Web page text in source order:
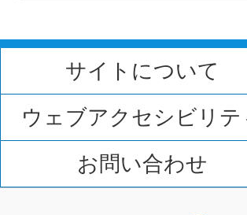
サイトについて
ウェブアクセシビリテ
お問い合わせ